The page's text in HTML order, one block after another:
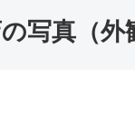
写真（外